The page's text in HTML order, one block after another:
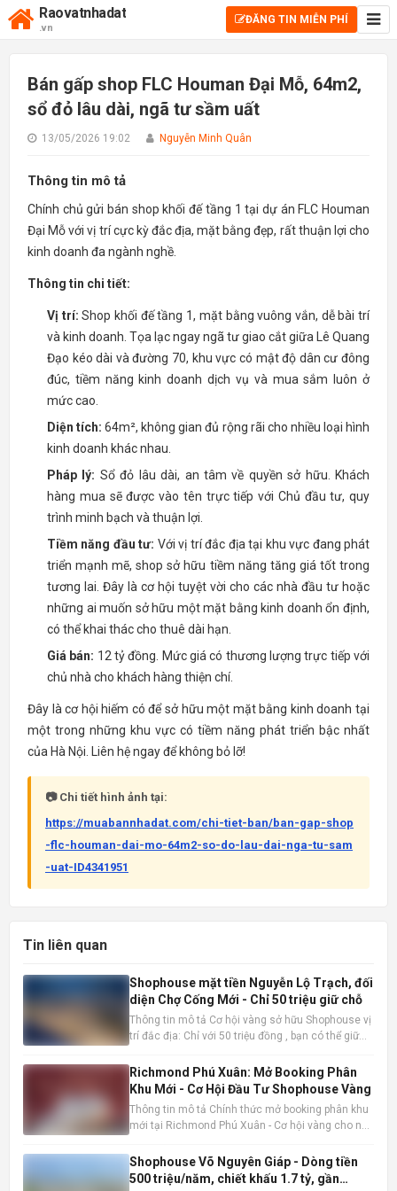
Raovatnhadat
.vn
ĐĂNG TIN MIỄN PHÍ
Bán gấp shop FLC Houman Đại Mỗ, 64m2,
sổ đỏ lâu dài, ngã tư sầm uất
13/05/2026 19:02 Nguyễn Minh Quân
Thông tin mô tả
Chính chủ gửi bán shop khối đế tầng 1 tại dự án FLC Houman
Đại Mỗ với vị trí cực kỳ đắc địa, mặt bằng đẹp, rất thuận lợi cho
kinh doanh đa ngành nghề.
Thông tin chi tiết:
Vị trí: Shop khối đế tầng 1, mặt bằng vuông vắn, dễ bài trí
và kinh doanh. Tọa lạc ngay ngã tư giao cắt giữa Lê Quang
Đạo kéo dài và đường 70, khu vực có mật độ dân cư đông
đúc, tiềm năng kinh doanh dịch vụ và mua sắm luôn ở
mức cao.
Diện tích: 64m², không gian đủ rộng rãi cho nhiều loại hình
kinh doanh khác nhau.
Pháp lý: Sổ đỏ lâu dài, an tâm về quyền sở hữu. Khách
hàng mua sẽ được vào tên trực tiếp với Chủ đầu tư, quy
trình minh bạch và thuận lợi.
Tiềm năng đầu tư: Với vị trí đắc địa tại khu vực đang phát
triển mạnh mẽ, shop sở hữu tiềm năng tăng giá tốt trong
tương lai. Đây là cơ hội tuyệt vời cho các nhà đầu tư hoặc
những ai muốn sở hữu một mặt bằng kinh doanh ổn định,
có thể khai thác cho thuê dài hạn.
Giá bán: 12 tỷ đồng. Mức giá có thương lượng trực tiếp với
chủ nhà cho khách hàng thiện chí.
Đây là cơ hội hiếm có để sở hữu một mặt bằng kinh doanh tại
một trong những khu vực có tiềm năng phát triển bậc nhất
của Hà Nội. Liên hệ ngay để không bỏ lỡ!
📷 Chi tiết hình ảnh tại:
https://muabannhadat.com/chi-tiet-ban/ban-gap-shop
-flc-houman-dai-mo-64m2-so-do-lau-dai-nga-tu-sam
-uat-ID4341951
Tin liên quan
Shophouse mặt tiền Nguyễn Lộ Trạch, đối
diện Chợ Cống Mới - Chỉ 50 triệu giữ chỗ
Thông tin mô tả Cơ hội vàng sở hữu Shophouse vị
trí đắc địa: Chỉ với 50 triệu đồng , bạn có thể giữ
mặt tiền Nguyễn Lộ Trạch, đối diện Chợ Cống Mới
sầm uất. Đây là thời điểm vàng để đầu tư trước khi
Richmond Phú Xuân: Mở Booking Phân
Khu Mới - Cơ Hội Đầu Tư Shophouse Vàng
Thông tin mô tả Chính thức mở booking phân khu
mới tại Richmond Phú Xuân - Cơ hội vàng cho nhà
Richmond Phú Xuân đang nổi lên như một lựa
chọn đầu tư và kinh doanh hấp dẫn. Thông tin sản
Shophouse Võ Nguyên Giáp - Dòng tiền
500 triệu/năm, chiết khấu 1.7 tỷ, gần